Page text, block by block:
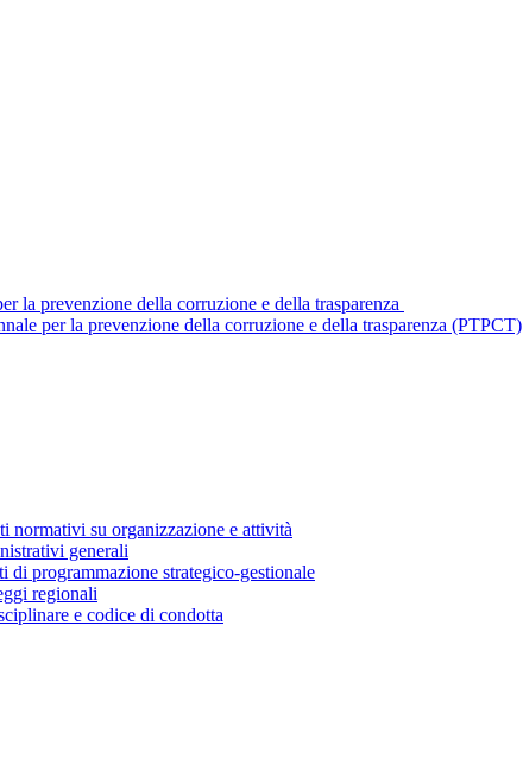
la prevenzione della corruzione e della trasparenza
per la prevenzione della corruzione e della trasparenza (PTPCT)
normativi su organizzazione e attività
generali
di programmazione strategico-gestionale
regionali
e codice di condotta